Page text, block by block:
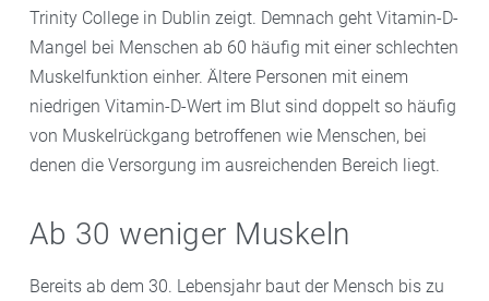
Trinity College in Dublin zeigt. Demnach geht Vitamin-D-
Mangel bei Menschen ab 60 häufig mit einer schlechten
Muskelfunktion einher. Ältere Personen mit einem
niedrigen Vitamin-D-Wert im Blut sind doppelt so häufig
von Muskelrückgang betroffenen wie Menschen, bei
denen die Versorgung im ausreichenden Bereich liegt.
Ab 30 weniger Muskeln
Bereits ab dem 30. Lebensjahr baut der Mensch bis zu